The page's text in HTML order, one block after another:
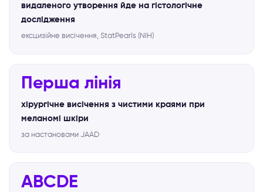
видаленого утворення йде на гістологічне
дослідження
ексцизійне висічення, StatPearls (NIH)
Перша лінія
хірургічне висічення з чистими краями при
меланомі шкіри
за настановами JAAD
ABCDE